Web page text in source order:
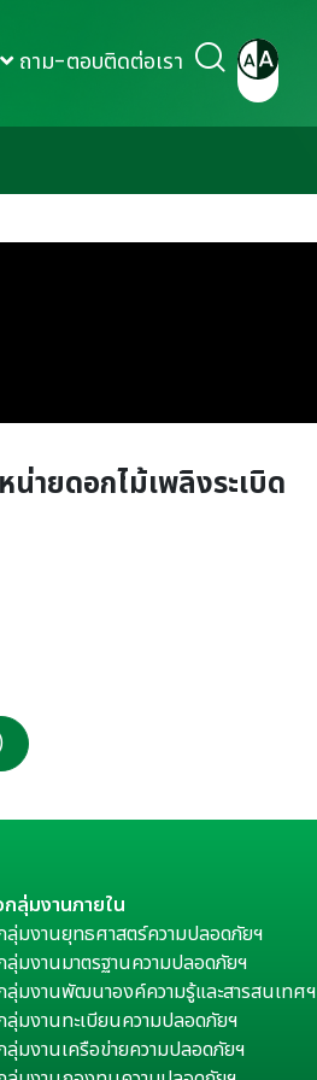
ถาม-ตอบติดต่อเรา
ายดอกไม้เพลิงระเบิด
ลุ่มงานภายใน
ลุ่มงานยุทธศาสตร์ความปลอดภัยฯ
ลุ่มงานมาตรฐานความปลอดภัยฯ
ลุ่มงานพัฒนาองค์ความรู้และสารสนเทศฯ
ลุ่มงานทะเบียนความปลอดภัยฯ
ลุ่มงานเครือข่ายความปลอดภัยฯ